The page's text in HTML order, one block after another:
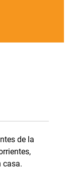
de la
casa.